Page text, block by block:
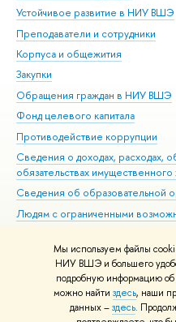
Мы используем файлы
НИУ ВШЭ и большего
подробную информацию об
можно найти здесь, наши
данных –здесь.
Устойчивое развитие в НИУ ВШЭ
Преподаватели и сотрудники
Корпуса и общежития
Закупки
Обращения граждан в НИУ ВШЭ
Фонд целевого капитала
Противодействие коррупции
Сведения о доходах, расходах,
обязательствах имущественного
Сведения об образовательной
Людям с ограниченными
Работа в Вышке